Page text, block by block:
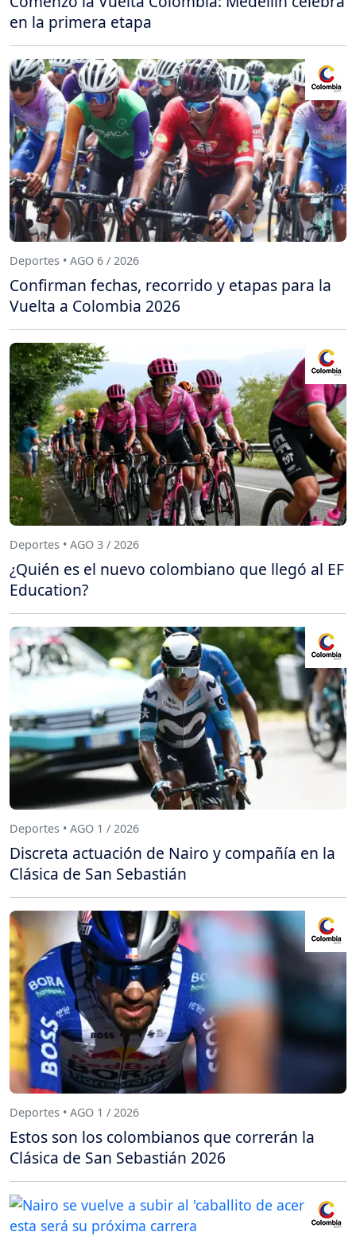
en la primera etapa
Deportes • AGO 6 / 2026
Confirman fechas, recorrido y etapas para la
Vuelta a Colombia 2026
Deportes • AGO 3 / 2026
¿Quién es el nuevo colombiano que llegó al EF
Education?
Deportes • AGO 1 / 2026
Discreta actuación de Nairo y compañía en la
Clásica de San Sebastián
Deportes • AGO 1 / 2026
Estos son los colombianos que correrán la
Clásica de San Sebastián 2026